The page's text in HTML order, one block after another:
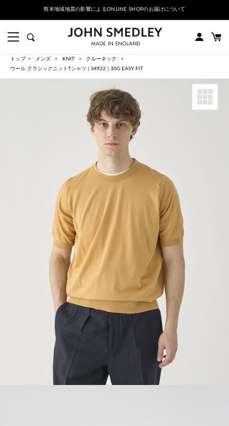
熊本地域地震の影響によるONLINE SHOPのお届けについて
トップ メンズ KNIT
クルーネック
ウール クラシックニットTシャツ | S4922 | 30G EASY FIT